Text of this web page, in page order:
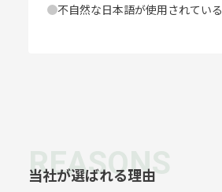
不自然な日本語が使用されている
REASONS
当社が選ばれる理由